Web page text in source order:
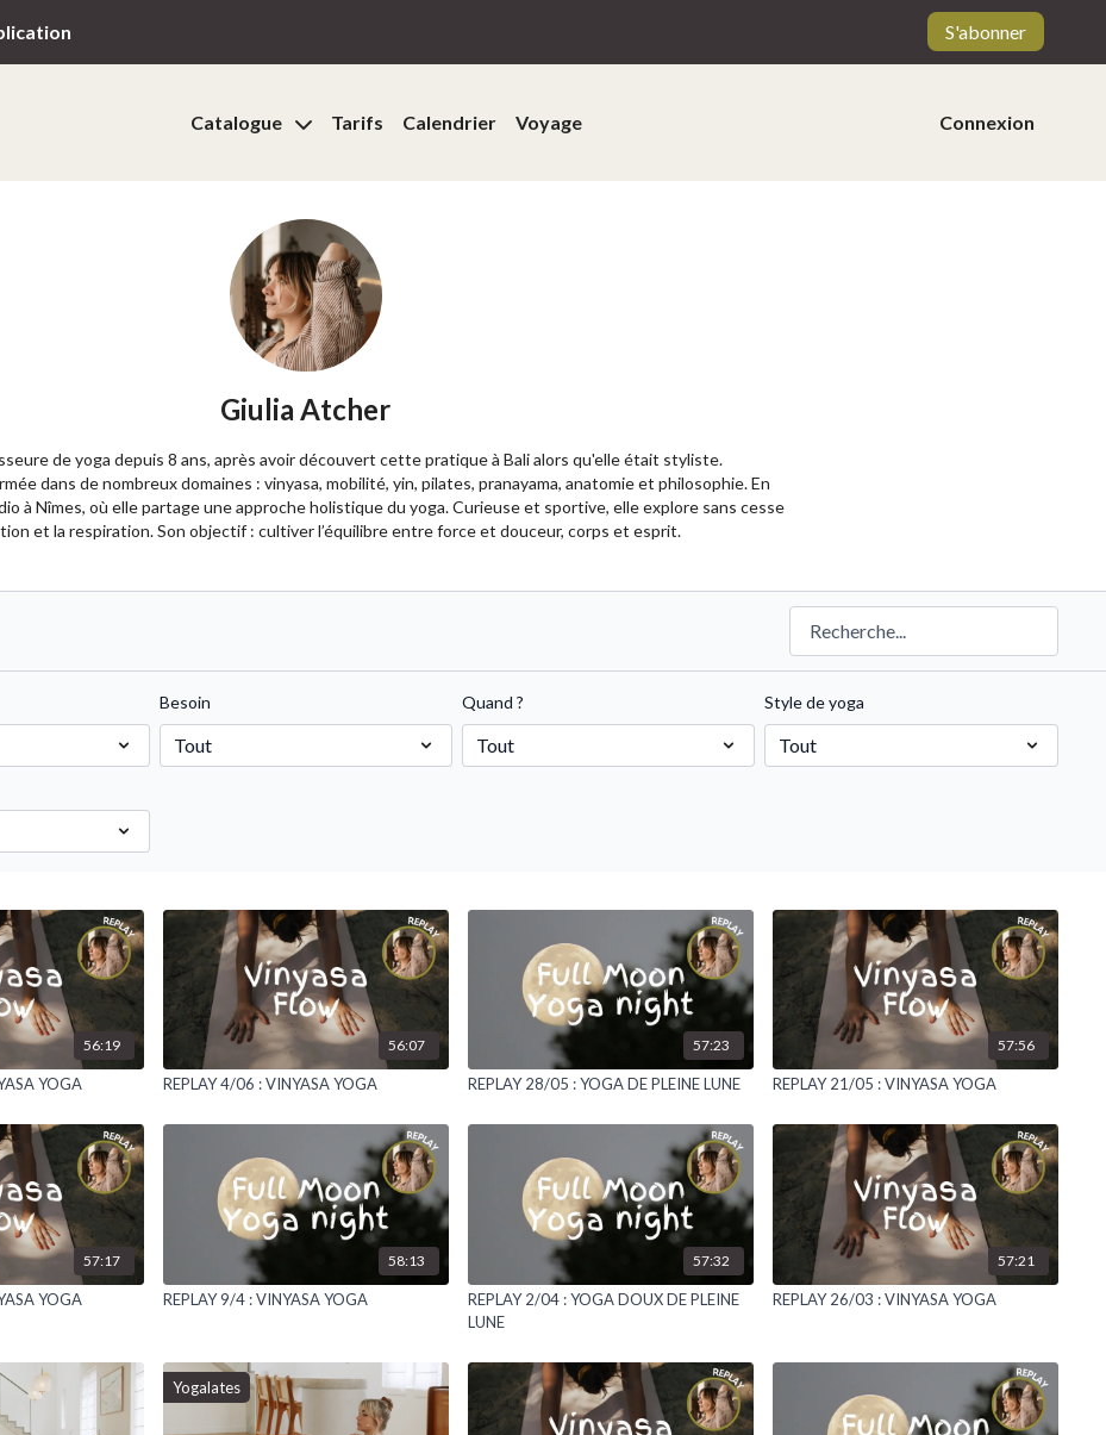
S'abonner
Catalogue Tarifs Calendrier Voyage Connexion
Giulia Atcher
de yoga depuis 8 ans, après avoir découvert cette pratique à Bali alors qu'elle était styliste.
dans de nombreux domaines : vinyasa, mobilité, yin, pilates, pranayama, anatomie et philosophie. En
à Nîmes, où elle partage une approche holistique du yoga. Curieuse et sportive, elle explore sans cesse
et la respiration. Son objectif : cultiver l’équilibre entre force et douceur, corps et esprit.
Besoin Quand ? Style de yoga
56:19
YOGA
56:07
REPLAY 4/06 : VINYASA YOGA
57:23
REPLAY 28/05 : YOGA DE PLEINE LUNE
57:56
REPLAY 21/05 : VINYASA YOGA
57:17
YOGA
58:13
REPLAY 9/4 : VINYASA YOGA
57:32
REPLAY 2/04 : YOGA DOUX DE PLEINE
LUNE
57:21
REPLAY 26/03 : VINYASA YOGA
Yogalates